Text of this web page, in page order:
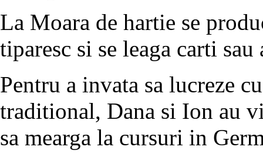
La Moara de hartie se
tiparesc si se leaga carti sau
Pentru a invata sa lucreze
traditional, Dana si Ion au
sa mearga la cursuri in